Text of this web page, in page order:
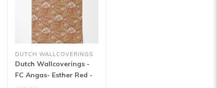
DUTCH WALLCOVERINGS
Dutch Wallcoverings -
FC Angas- Esther Red -
13116